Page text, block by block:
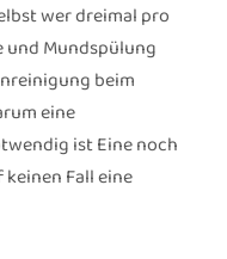
wer dreimal pro
und Mundspülung
beim
eine
ist Eine noch
Fall eine